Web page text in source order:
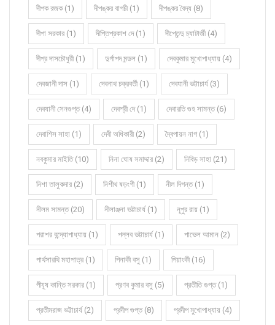
দীপক রজক (1) দীপঙ্কর বাগচী (1) দীপঙ্কর বৈদ্য (8)
দীপা সরকার (1) দীপ্তিপ্রকাশ দে (1) দীপ্তেন্দু চ্যাটার্জী (4)
দীপ্র দাসচৌধুরী (1) দুর্গাপদ মন্ডল (1) দেবকুমার মুখোপাধ্যায় (4)
দেবজানী দাস (1) দেবনাথ চক্রবর্তী (1) দেবযানী ভট্টাচার্য (3)
দেবযানী সেনগুপ্ত (4) দেবশ্রী দে (1) দেবারতি গুহ সামন্ত (6)
দেবাশিস সাহা (1) দেবী অধিকারী (2) দ্বৈপায়ন নাগ (1)
নবকুমার মাইতি (10) নিনা ঘোষ সমাদ্দার (2) নিবিড় সাহা (21)
নিশা তালুকদার (2) নিশীথ ষড়ংগী (1) নীল দিগন্ত (1)
নীলম সামন্ত (20) নীলাঞ্জনা ভট্টাচার্য (1) নূপুর রায় (1)
পরাশর বন্দ্যোপাধ্যায় (1) পল্লব ভট্টাচার্য (1) পাভেল আমান (2)
পার্থসারথি মহাপাত্র (1) পিনাকী বসু (1) পিয়াংকী (16)
পীযূষ কান্তি সরকার (1) প্রণব কুমার বসু (5) প্রতীতি গুপ্ত (1)
প্রতীমরাজ ভট্টাচার্য (2) প্রদীপ গুপ্ত (8) প্রদীপ মুখোপাধ্যায় (4)